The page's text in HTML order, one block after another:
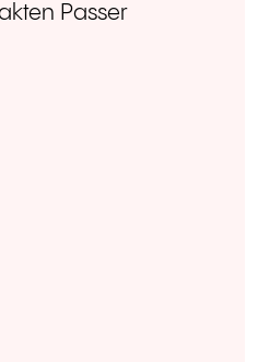
Passer